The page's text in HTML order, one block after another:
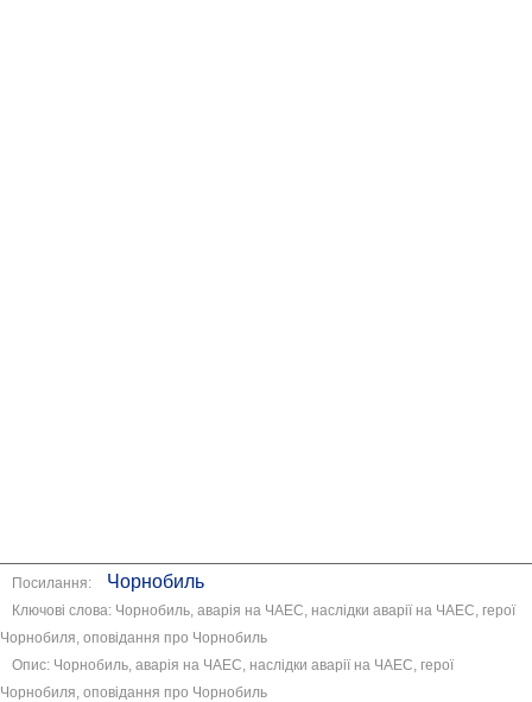
Посилання: Чорнобиль
Ключові слова: Чорнобиль, аварія на ЧАЕС, наслідки аварії на ЧАЕС, герої
Чорнобиля, оповідання про Чорнобиль
Опис: Чорнобиль, аварія на ЧАЕС, наслідки аварії на ЧАЕС, герої
Чорнобиля, оповідання про Чорнобиль